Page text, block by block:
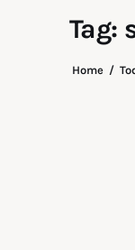
Tag:
Home